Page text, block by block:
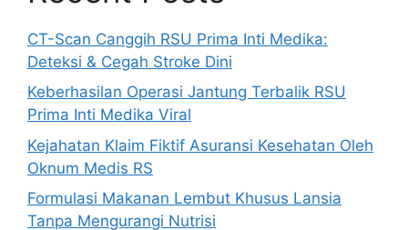
CT-Scan Canggih RSU Prima Inti Medika:
Deteksi & Cegah Stroke Dini
Keberhasilan Operasi Jantung Terbalik RSU
Prima Inti Medika Viral
Kejahatan Klaim Fiktif Asuransi Kesehatan Oleh
Oknum Medis RS
Formulasi Makanan Lembut Khusus Lansia
Tanpa Mengurangi Nutrisi